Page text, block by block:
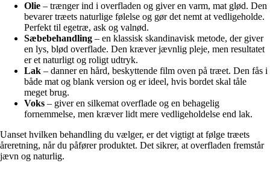
Olie – trænger ind i overfladen og giver en varm, mat glød. Den
bevarer træets naturlige følelse og gør det nemt at vedligeholde.
Perfekt til egetræ, ask og valnød.
Sæbebehandling – en klassisk skandinavisk metode, der giver
en lys, blød overflade. Den kræver jævnlig pleje, men resultatet
er et naturligt og roligt udtryk.
Lak – danner en hård, beskyttende film oven på træet. Den fås i
både mat og blank version og er ideel, hvis bordet skal tåle
meget brug.
Voks – giver en silkemat overflade og en behagelig
fornemmelse, men kræver lidt mere vedligeholdelse end lak.
Uanset hvilken behandling du vælger, er det vigtigt at følge træets
åreretning, når du påfører produktet. Det sikrer, at overfladen fremstår
jævn og naturlig.